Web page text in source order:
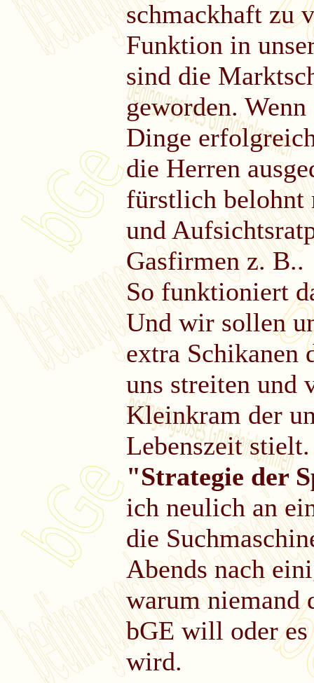
schmackhaft zu
Funktion in
sind die
geworden.
Dinge
die Herren
fürstlich belohnt
und
Gasfirmen z. B..
So funktioniert
Und wir sollen
extra Schikanen
uns streiten und
Kleinkram der
Lebenszeit stielt.
"Strategie der
ich neulich an
die
Abends nach
warum niemand
bGE will oder
wird.